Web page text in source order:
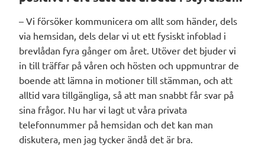
– Vi försöker kommunicera om allt som händer, dels
via hemsidan, dels delar vi ut ett fysiskt infoblad i
brevlådan fyra gånger om året. Utöver det bjuder vi
in till träffar på våren och hösten och uppmuntrar de
boende att lämna in motioner till stämman, och att
alltid vara tillgängliga, så att man snabbt får svar på
sina frågor. Nu har vi lagt ut våra privata
telefonnummer på hemsidan och det kan man
diskutera, men jag tycker ändå det är bra.